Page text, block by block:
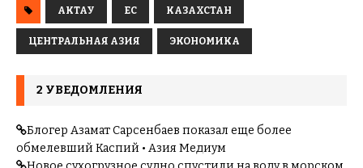
АКТАУ ЕС КАЗАХСТАН
ЦЕНТРАЛЬНАЯ АЗИЯ ЭКОНОМИКА
2 УВЕДОМЛЕНИЯ
Блогер Азамат Сарсенбаев показал еще более
обмелевший Каспий • Азия Медиум